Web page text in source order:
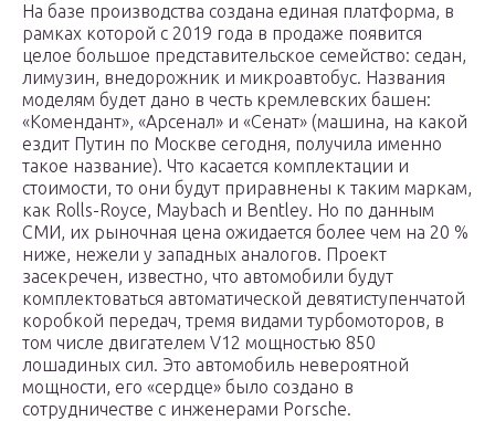
На базе производства создана единая платформа, в
рамках которой с 2019 года в продаже появится
целое большое представительское семейство: седан,
лимузин, внедорожник и микроавтобус. Названия
моделям будет дано в честь кремлевских башен:
«Комендант», «Арсенал» и «Сенат» (машина, на какой
ездит Путин по Москве сегодня, получила именно
такое название). Что касается комплектации и
стоимости, то они будут приравнены к таким маркам,
как Rolls-Royce, Maybach и Bentley. Но по данным
СМИ, их рыночная цена ожидается более чем на 20 %
ниже, нежели у западных аналогов. Проект
засекречен, известно, что автомобили будут
комплектоваться автоматической девятиступенчатой
коробкой передач, тремя видами турбомоторов, в
том числе двигателем V12 мощностью 850
лошадиных сил. Это автомобиль невероятной
мощности, его «сердце» было создано в
сотрудничестве с инженерами Porsche.